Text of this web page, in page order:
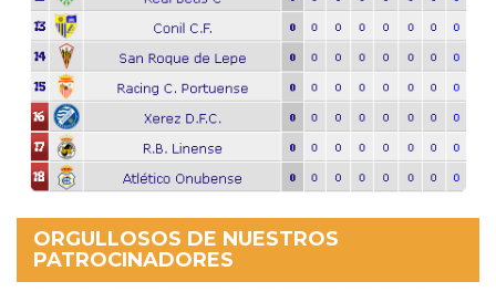
ORGULLOSOS DE NUESTROS
PATROCINADORES